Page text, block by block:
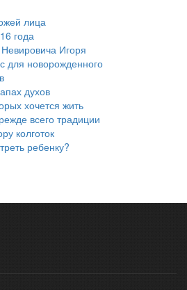
лица
года
Игоря
для новорожденного
духов
хочется жить
всего традиции
колготок
ребенку?